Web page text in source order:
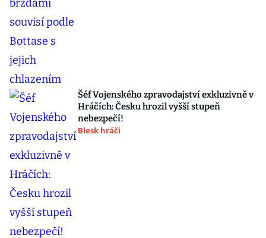
Šéf Vojenského zpravodajství exkluzivně v
Hráčích: Česku hrozil vyšší stupeň
nebezpečí!
Blesk hráči